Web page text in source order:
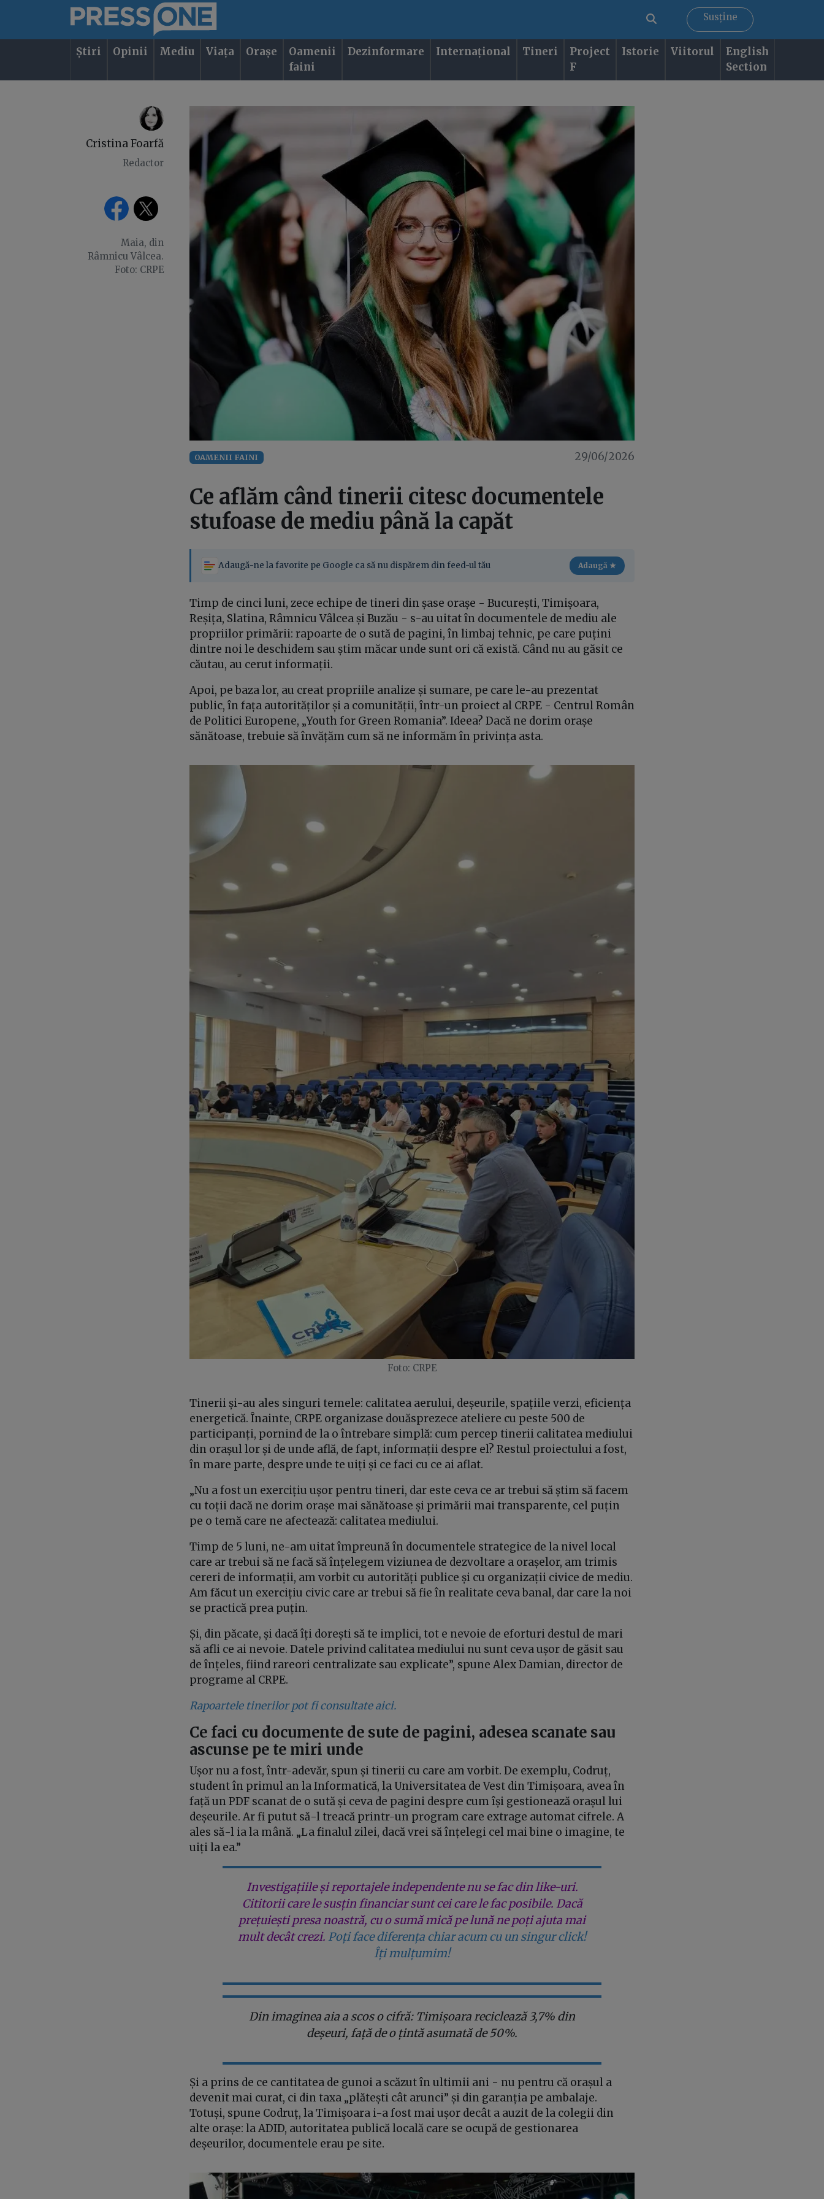
Susține
Știri Opinii Mediu Viața Orașe
Oamenii
faini
Dezinformare Internațional Tineri
Project
F
Istorie Viitorul
English
Section
Cristina Foarfă
Redactor
Maia, din
Râmnicu Vâlcea.
Foto: CRPE
OAMENII FAINI 29/06/2026
Ce aflăm când tinerii citesc documentele
stufoase de mediu până la capăt
Adaugă-ne la favorite pe Google ca să nu dispărem din feed-ul tău Adaugă ★
Timp de cinci luni, zece echipe de tineri din șase orașe - București, Timișoara,
Reșița, Slatina, Râmnicu Vâlcea și Buzău - s-au uitat în documentele de mediu ale
propriilor primării: rapoarte de o sută de pagini, în limbaj tehnic, pe care puțini
dintre noi le deschidem sau știm măcar unde sunt ori că există. Când nu au găsit ce
căutau, au cerut informații.
Apoi, pe baza lor, au creat propriile analize și sumare, pe care le-au prezentat
public, în fața autorităților și a comunității, într-un proiect al CRPE - Centrul Român
de Politici Europene, „Youth for Green Romania”. Ideea? Dacă ne dorim orașe
sănătoase, trebuie să învățăm cum să ne informăm în privința asta.
Foto: CRPE
Tinerii și-au ales singuri temele: calitatea aerului, deșeurile, spațiile verzi, eficiența
energetică. Înainte, CRPE organizase douăsprezece ateliere cu peste 500 de
participanți, pornind de la o întrebare simplă: cum percep tinerii calitatea mediului
din orașul lor și de unde află, de fapt, informații despre el? Restul proiectului a fost,
în mare parte, despre unde te uiți și ce faci cu ce ai aflat.
„Nu a fost un exercițiu ușor pentru tineri, dar este ceva ce ar trebui să știm să facem
cu toții dacă ne dorim orașe mai sănătoase și primării mai transparente, cel puțin
pe o temă care ne afectează: calitatea mediului.
Timp de 5 luni, ne-am uitat împreună în documentele strategice de la nivel local
care ar trebui să ne facă să înțelegem viziunea de dezvoltare a orașelor, am trimis
cereri de informații, am vorbit cu autorități publice și cu organizații civice de mediu.
Am făcut un exercițiu civic care ar trebui să fie în realitate ceva banal, dar care la noi
se practică prea puțin.
Și, din păcate, și dacă îți dorești să te implici, tot e nevoie de eforturi destul de mari
să afli ce ai nevoie. Datele privind calitatea mediului nu sunt ceva ușor de găsit sau
de înțeles, fiind rareori centralizate sau explicate”, spune Alex Damian, director de
programe al CRPE.
Rapoartele tinerilor pot fi consultate aici.
Ce faci cu documente de sute de pagini, adesea scanate sau
ascunse pe te miri unde
Ușor nu a fost, într-adevăr, spun și tinerii cu care am vorbit. De exemplu, Codruț,
student în primul an la Informatică, la Universitatea de Vest din Timișoara, avea în
față un PDF scanat de o sută și ceva de pagini despre cum își gestionează orașul lui
deșeurile. Ar fi putut să-l treacă printr-un program care extrage automat cifrele. A
ales să-l ia la mână. „La finalul zilei, dacă vrei să înțelegi cel mai bine o imagine, te
uiți la ea.”
Investigațiile și reportajele independente nu se fac din like-uri.
Cititorii care le susțin financiar sunt cei care le fac posibile. Dacă
prețuiești presa noastră, cu o sumă mică pe lună ne poți ajuta mai
mult decât crezi. Poți face diferența chiar acum cu un singur click!
Îți mulțumim!
Din imaginea aia a scos o cifră: Timișoara reciclează 3,7% din
deșeuri, față de o țintă asumată de 50%.
Și a prins de ce cantitatea de gunoi a scăzut în ultimii ani - nu pentru că orașul a
devenit mai curat, ci din taxa „plătești cât arunci” și din garanția pe ambalaje.
Totuși, spune Codruț, la Timișoara i-a fost mai ușor decât a auzit de la colegii din
alte orașe: la ADID, autoritatea publică locală care se ocupă de gestionarea
deșeurilor, documentele erau pe site.